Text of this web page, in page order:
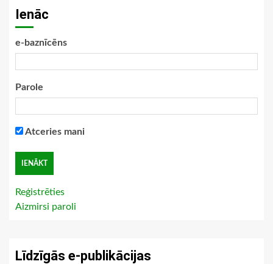
Ienāc
e-baznīcēns
Parole
Atceries mani
Reģistrēties
Aizmirsi paroli
Līdzīgās e-publikācijas